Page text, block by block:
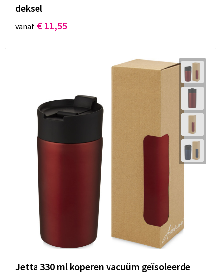
deksel
vanaf € 11,55
Jetta 330 ml koperen vacuüm geïsoleerde